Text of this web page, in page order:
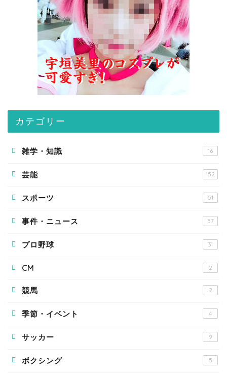
カテゴリー
雑学・知識 16
芸能 152
スポーツ 51
事件・ニュース 57
プロ野球 31
CM 2
競馬 2
季節・イベント 4
サッカー 9
ボクシング 5